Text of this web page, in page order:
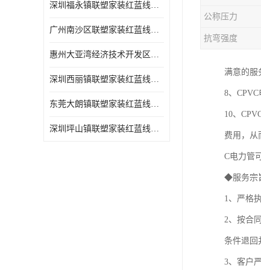
深圳福永镇联塑家装红蓝线管价格 支持送货上门
广州南沙区联塑家装红蓝线管批发 库存充足
惠州大亚湾经济技术开发区联塑PPR热水管公司
深圳西丽镇联塑家装红蓝线管供货商 联塑管道供应
东莞大朗镇联塑家装红蓝线管电话 联塑管道经销商
深圳坪山镇联塑家装红蓝线管型号 来电咨询
公称压力
抗弯强度
满意的服
8、
10、
费用，从
C电力管
◆服务宗
1、严格
2、按合
条件退回
3、客户